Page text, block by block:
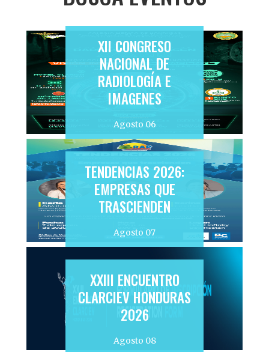
XII CONGRESO
NACIONAL DE
RADIOLOGÍA E
IMAGENES
Agosto 06
TENDENCIAS 2026:
EMPRESAS QUE
TRASCIENDEN
Agosto 07
XXIII ENCUENTRO
CLARCIEV HONDURAS
2026
Agosto 08